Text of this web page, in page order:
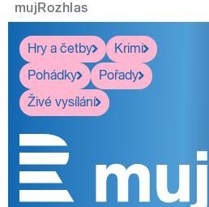
mujRozhlas
Hry a četby
Krimi
Pohádky
Pořady
Živé vysílání